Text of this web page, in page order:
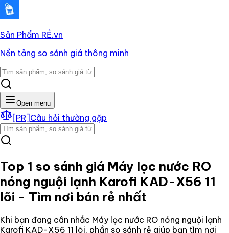
Sản Phẩm RẺ.vn
Nền tảng so sánh giá thông minh
Open menu
[PR] Câu hỏi thường gặp
Top 1 so sánh giá Máy lọc nước RO
nóng nguội lạnh Karofi KAD-X56 11
lõi - Tìm nơi bán rẻ nhất
Khi bạn đang cân nhắc Máy lọc nước RO nóng nguội lạnh
Karofi KAD-X56 11 lõi, phần so sánh rẻ giúp bạn tìm nơi